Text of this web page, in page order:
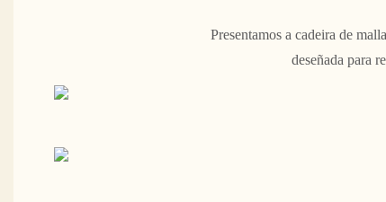
Presentamos a cadeira de
deseñada para